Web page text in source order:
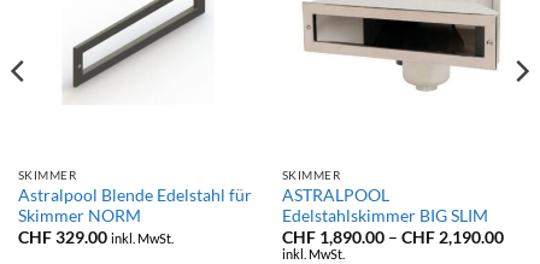
SKIMMER
Astralpool Blende Edelstahl für
Skimmer NORM
CHF329.00 inkl. MwSt.
SKIMMER
ASTRALPOOL
Edelstahlskimmer BIG SLIM
CHF1,890.00 – CHF2,190.00
inkl. MwSt.